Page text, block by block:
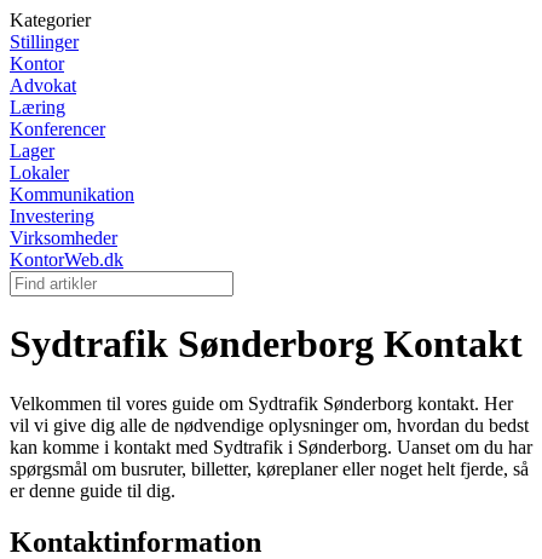
Kategorier
Stillinger
Kontor
Advokat
Læring
Konferencer
Lager
Lokaler
Kommunikation
Investering
Virksomheder
KontorWeb.dk
Sydtrafik Sønderborg Kontakt
Velkommen til vores guide om Sydtrafik Sønderborg kontakt. Her
vil vi give dig alle de nødvendige oplysninger om, hvordan du bedst
kan komme i kontakt med Sydtrafik i Sønderborg. Uanset om du har
spørgsmål om busruter, billetter, køreplaner eller noget helt fjerde, så
er denne guide til dig.
Kontaktinformation